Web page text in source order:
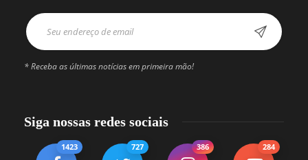
* Receba as últimas notícias em primeira mão!
Siga nossas redes sociais
1423 727 386 284